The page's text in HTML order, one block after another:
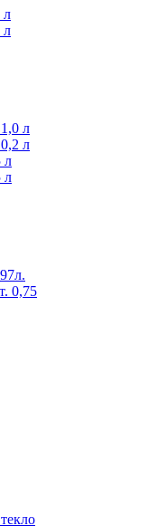
л
л
л
л
л
л
0,75